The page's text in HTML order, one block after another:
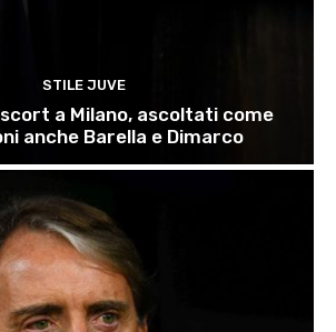
STILE JUVE
a Milano, ascoltati come
anche Barella e Dimarco